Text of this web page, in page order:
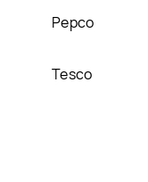
Pepco
Tesco